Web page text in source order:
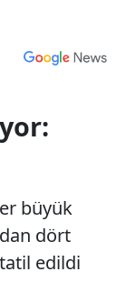
büyük
dört
edildi